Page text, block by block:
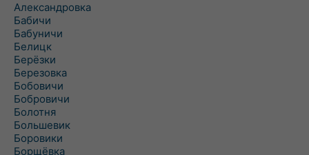
Александровка
Бабичи
Бабуничи
Белицк
Берёзки
Березовка
Бобовичи
Бобровичи
Болотня
Большевик
Боровики
Борщёвка